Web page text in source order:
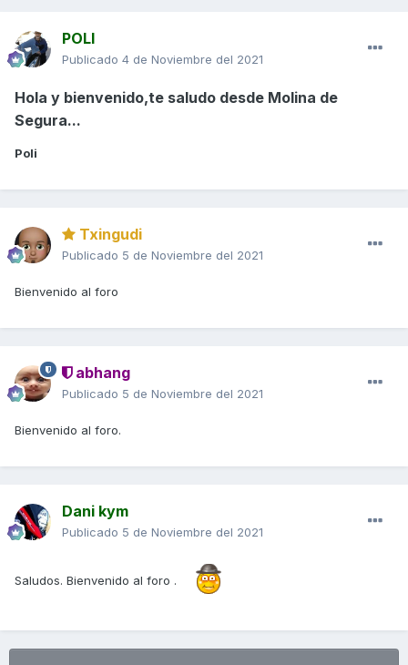
POLI
Publicado 4 de Noviembre del 2021
Hola y bienvenido,te saludo desde Molina de
Segura...
Poli
Txingudi
Publicado 5 de Noviembre del 2021
Bienvenido al foro
abhang
Publicado 5 de Noviembre del 2021
Bienvenido al foro.
Dani kym
Publicado 5 de Noviembre del 2021
Saludos. Bienvenido al foro .